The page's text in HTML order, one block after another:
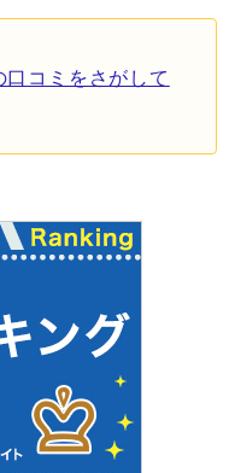
コミをさがして